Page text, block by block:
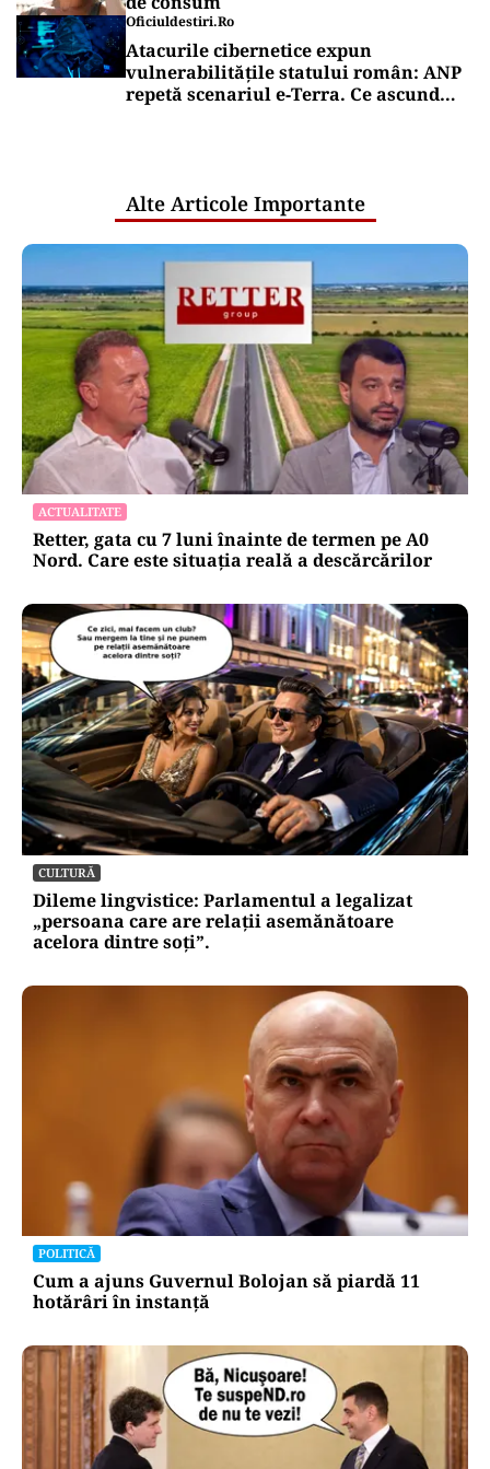
Oficiuldestiri.ro
Atacurile cibernetice expun
vulnerabilitățile statului român: ANP
repetă scenariul e‑Terra. Ce ascund
Alte Articole Importante
ACTUALITATE
Retter, gata cu 7 luni înainte de termen pe A0
Nord. Care este situația reală a descărcărilor
CULTURĂ
Dileme lingvistice: Parlamentul a legalizat
„persoana care are relații asemănătoare
acelora dintre soți”.
POLITICĂ
Cum a ajuns Guvernul Bolojan să piardă 11
hotărâri în instanță